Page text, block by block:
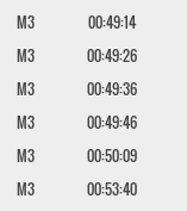
M3
00:49:14
M3
00:49:26
M3
00:49:36
M3
00:49:46
M3
00:50:09
M3
00:53:40